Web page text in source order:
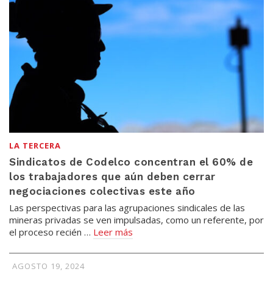
LA TERCERA
Sindicatos de Codelco concentran el 60% de
los trabajadores que aún deben cerrar
negociaciones colectivas este año
Las perspectivas para las agrupaciones sindicales de las
mineras privadas se ven impulsadas, como un referente, por
el proceso recién … Leer más
AGOSTO 19, 2024